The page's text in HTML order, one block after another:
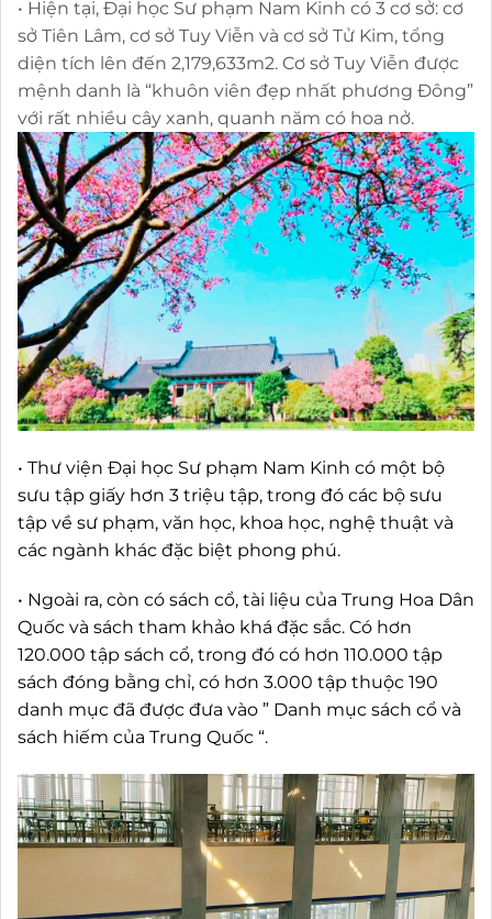
• Hiện tại, Đại học Sư phạm Nam Kinh có 3 cơ sở: cơ
sở Tiên Lâm, cơ sở Tuy Viễn và cơ sở Tử Kim, tổng
diện tích lên đến 2,179,633m2. Cơ sở Tuy Viễn được
mệnh danh là “khuôn viên đẹp nhất phương Đông”
với rất nhiều cây xanh, quanh năm có hoa nở.
• Thư viện Đại học Sư phạm Nam Kinh có một bộ
sưu tập giấy hơn 3 triệu tập, trong đó các bộ sưu
tập về sư phạm, văn học, khoa học, nghệ thuật và
các ngành khác đặc biệt phong phú.
• Ngoài ra, còn có sách cổ, tài liệu của Trung Hoa Dân
Quốc và sách tham khảo khá đặc sắc. Có hơn
120.000 tập sách cổ, trong đó có hơn 110.000 tập
sách đóng bằng chỉ, có hơn 3.000 tập thuộc 190
danh mục đã được đưa vào ” Danh mục sách cổ và
sách hiếm của Trung Quốc “.